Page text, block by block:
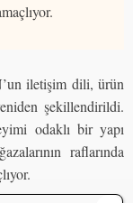
iletişim dili, ürün
şekillendirildi.
odaklı bir yapı
raflarında